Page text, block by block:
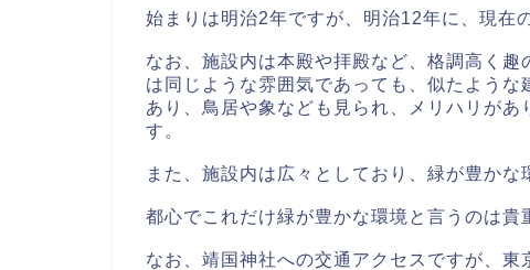
始まりは明治2年ですが、明治12年に、現在
なお、施設内は本殿や拝殿など、格調高く
は同じような雰囲気であっても、似たよう
あり、鳥居や象なども見られ、メリハリが
す。
また、施設内は広々としており、緑が豊か
都心でこれだけ緑が豊かな環境と言うのは貴
なお、靖国神社への交通アクセスですが、